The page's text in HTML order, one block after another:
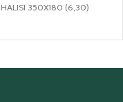
HALISI 350X180 (6,30)